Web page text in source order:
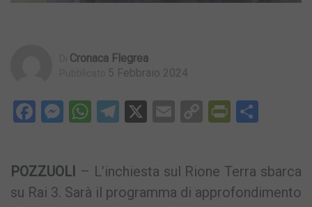
Cronaca Flegrea
5 Febbraio 2024
Facebook
Messenger
WhatsApp
Telegram
X EmailCopy
POZZUOLI – L’inchiesta sul Rione Terra sbarca
su Rai 3. Sarà il programma di approfondimento